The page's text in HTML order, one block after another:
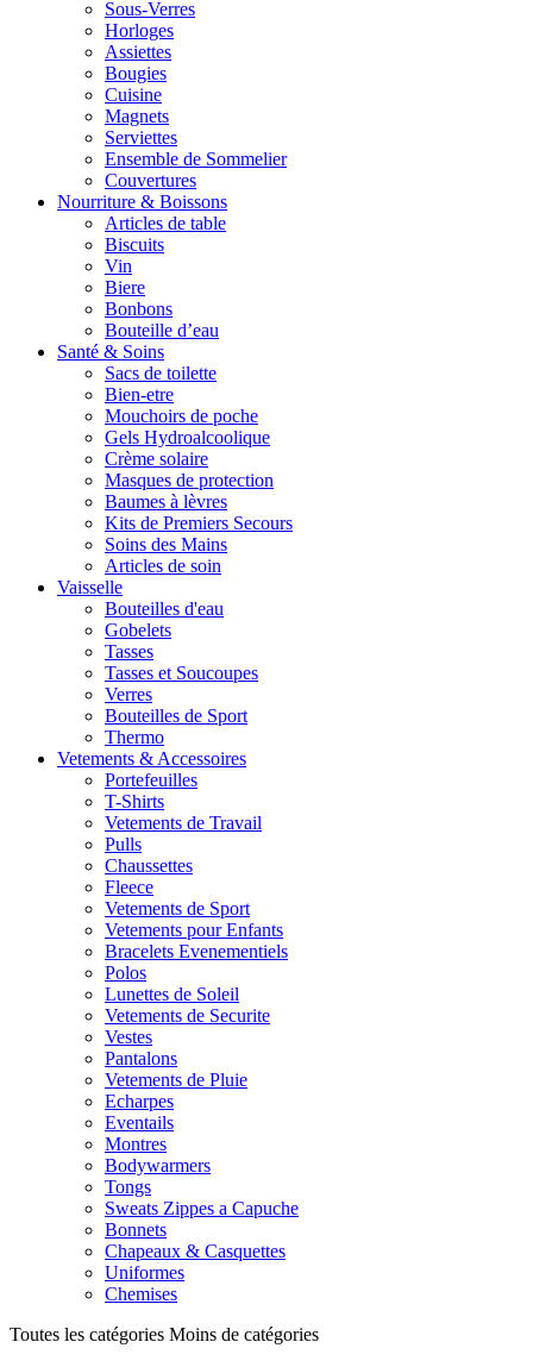
Sous-Verres
Horloges
Assiettes
Bougies
Cuisine
Magnets
Serviettes
Ensemble de Sommelier
Couvertures
Nourriture & Boissons
Articles de table
Biscuits
Vin
Biere
Bonbons
Bouteille d’eau
Santé & Soins
Sacs de toilette
Bien-etre
Mouchoirs de poche
Gels Hydroalcoolique
Crème solaire
Masques de protection
Baumes à lèvres
Kits de Premiers Secours
Soins des Mains
Articles de soin
Vaisselle
Bouteilles d'eau
Gobelets
Tasses
Tasses et Soucoupes
Verres
Bouteilles de Sport
Thermo
Vetements & Accessoires
Portefeuilles
T-Shirts
Vetements de Travail
Pulls
Chaussettes
Fleece
Vetements de Sport
Vetements pour Enfants
Bracelets Evenementiels
Polos
Lunettes de Soleil
Vetements de Securite
Vestes
Pantalons
Vetements de Pluie
Echarpes
Eventails
Montres
Bodywarmers
Tongs
Sweats Zippes a Capuche
Bonnets
Chapeaux & Casquettes
Uniformes
Chemises
Toutes les catégories Moins de catégories